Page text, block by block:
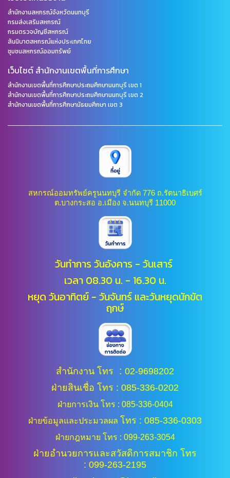
สำนักงานสหกรณ์จังหวัดนนทบุรี
กรมส่งเสริมสหกรณ์
กรมตรวจบัญชีสหกรณ์
สันนิบาตสหกรณ์แห่งประเทศไทย
ชุมชนสหกรณ์ออมทรัพย์
เว็บไซต์ สำนักงานเขตพื้นที่การศึกษา
สำนักงานเขตพื้นที่การศึกษาประถมศึกษานนทบุรี เขต 1
สำนักงานเขตพื้นที่การศึกษาประถมศึกษานนทบุรี เขต 2
สำนักงานเขตพื้นที่การศึกษามัธยมศึกษา เขต 3
สหกรณ์ออมทรัพย์ครูนนทบุรี จำกัด 776 ถ.รัตนาธิเบศร์
ต.บางกระสอ อ.เมือง จ.นนทบุรี 11000
วันทำการ วันอังคาร - วันเสาร์
เวลา 08.30 น. - 16.30 น.
หยุด วันอาทิตย์ - วันจันทร์ และวันหยุดนักขัต
ฤกษ์
สำนักงาน โทร : 02-9698202
ฝ่ายสินเชื่อ โทร : 085-336-0202
ฝ่ายการเงิน โทร : 085-336-0404
ฝ่ายข้อมูลและประมวลผล โทร : 085-336-0303
ฝ่ายกฎหมาย โทร : 099-263-3054
ฝ่ายอำนวยการและสวัสดิการสมาชิก โทร
: 099-263-2195